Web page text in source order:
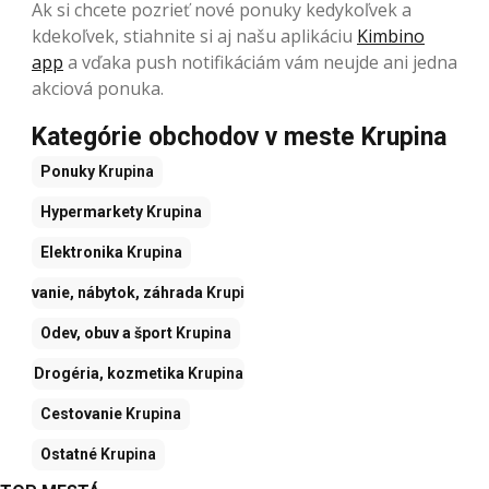
Ak si chcete pozrieť nové ponuky kedykoľvek a
kdekoľvek, stiahnite si aj našu aplikáciu Kimbino
app a vďaka push notifikáciám vám neujde ani jedna
akciová ponuka.
Kategórie obchodov v meste Krupina
Ponuky Krupina
Hypermarkety Krupina
Elektronika Krupina
Bývanie, nábytok, záhrada Krupina
Odev, obuv a šport Krupina
Drogéria, kozmetikaKrupina
Cestovanie Krupina
Ostatné Krupina